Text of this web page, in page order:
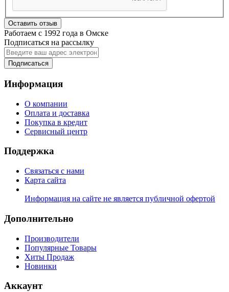
Оставить отзыв
Работаем с 1992 года в Омске
Подписаться на рассылку
Подписаться
Информация
О компании
Оплата и доставка
Покупка в кредит
Сервисный центр
Поддержка
Связаться с нами
Карта сайта
Информация на сайте не является публичной офертой
Дополнительно
Производители
Популярные Товары
Хиты Продаж
Новинки
Аккаунт